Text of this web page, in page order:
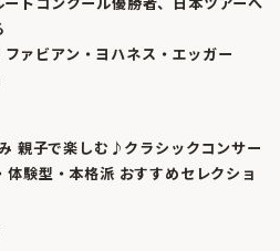
ァビアン・ヨハネス・エッガー
親子で楽しむ♪クラシックコンサー
体験型・本格派 おすすめセレクショ